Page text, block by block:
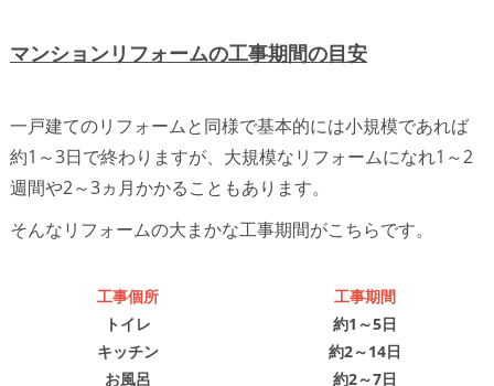
マンションリフォームの工事期間の目安
一戸建てのリフォームと同様で基本的には小規模であれば
約1～3日で終わりますが、大規模なリフォームになれ1～2
週間や2～3ヵ月かかることもあります。
そんなリフォームの大まかな工事期間がこちらです。
工事個所
工事期間
トイレ
約1～5日
キッチン
約2～14日
お風呂
約2～7日